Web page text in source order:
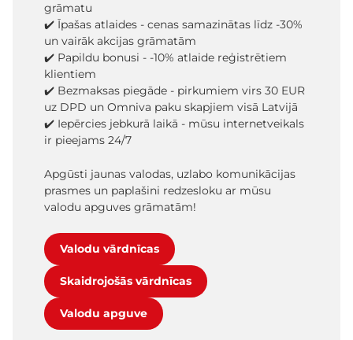
grāmatu
✔️ Īpašas atlaides - cenas samazinātas līdz -30%
un vairāk akcijas grāmatām
✔️ Papildu bonusi - -10% atlaide reģistrētiem
klientiem
✔️ Bezmaksas piegāde - pirkumiem virs 30 EUR
uz DPD un Omniva paku skapjiem visā Latvijā
✔️ Iepērcies jebkurā laikā - mūsu internetveikals
ir pieejams 24/7
Apgūsti jaunas valodas, uzlabo komunikācijas
prasmes un paplašini redzesloku ar mūsu
valodu apguves grāmatām!
Valodu vārdnīcas
Skaidrojošās vārdnīcas
Valodu apguve